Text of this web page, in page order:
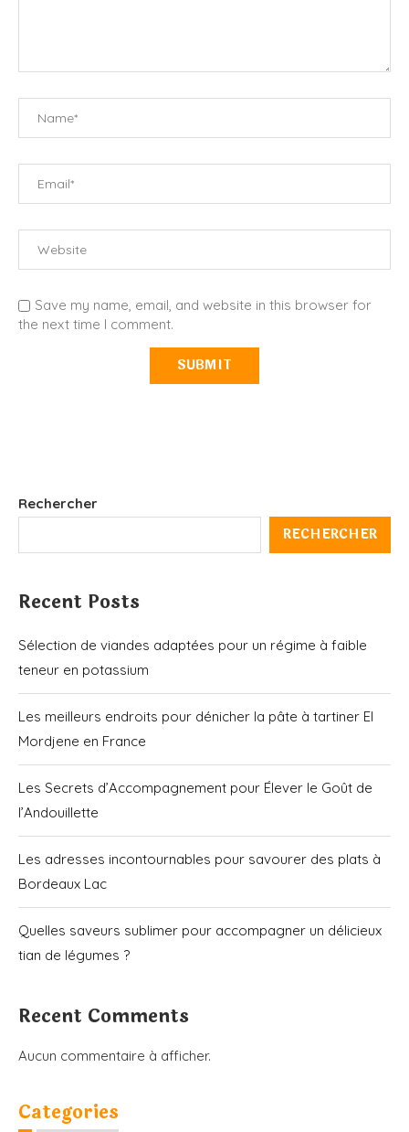
Save my name, email, and website in this browser for
the next time I comment.
Rechercher
RECHERCHER
Recent Posts
Sélection de viandes adaptées pour un régime à faible
teneur en potassium
Les meilleurs endroits pour dénicher la pâte à tartiner El
Mordjene en France
Les Secrets d’Accompagnement pour Élever le Goût de
l’Andouillette
Les adresses incontournables pour savourer des plats à
Bordeaux Lac
Quelles saveurs sublimer pour accompagner un délicieux
tian de légumes ?
Recent Comments
Aucun commentaire à afficher.
Categories